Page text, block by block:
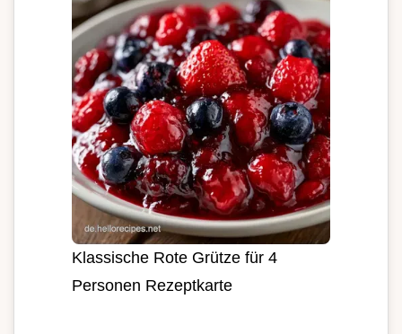
Klassische Rote Grütze für 4
Personen Rezeptkarte